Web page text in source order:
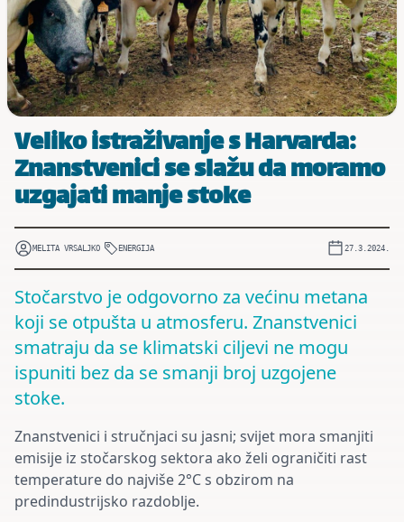
Veliko istraživanje s Harvarda:
Znanstvenici se slažu da moramo
uzgajati manje stoke
MELITA VRSALJKO ENERGIJA 27.3.2024.
Stočarstvo je odgovorno za većinu metana
koji se otpušta u atmosferu. Znanstvenici
smatraju da se klimatski ciljevi ne mogu
ispuniti bez da se smanji broj uzgojene
stoke.
Znanstvenici i stručnjaci su jasni; svijet mora smanjiti
emisije iz stočarskog sektora ako želi ograničiti rast
temperature do najviše 2°C s obzirom na
predindustrijsko razdoblje.